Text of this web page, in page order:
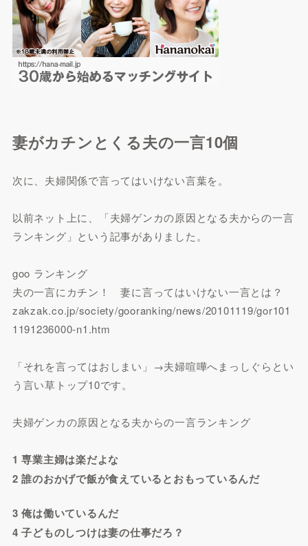
妻がカチンとくる夫の一言10個
次に、夫婦関係で言ってはいけない言葉を。
以前ネット上に、「夫婦ゲンカの原因となる夫からの一言
ランキング」という記事がありました。
goo ランキング
夫の一言にカチン！ 妻に言ってはいけない一言とは？
zakzak.co.jp/society/gooranking/news/20101119/gor101
1191236000-n1.htm
「それを言ってはおしまい」→夫婦喧嘩へまっしぐらとい
う言い草トップ10です。
夫婦ゲンカの原因となる夫からの一言ランキング
1 専業主婦は楽だよな
2 誰のおかげで飯が食えているとおもっているんだ
3 俺は働いているんだ
4 子どものしつけは妻の仕事だろ？